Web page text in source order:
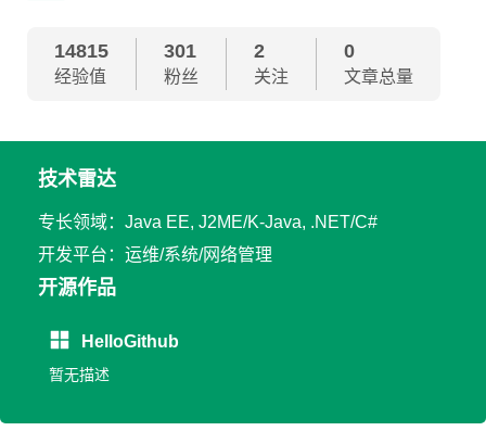
14815
经验值
301
粉丝
2
关注
0
文章总量
技术雷达
专长领域：Java EE, J2ME/K-Java, .NET/C#
开发平台：运维/系统/网络管理
开源作品
HelloGithub
暂无描述